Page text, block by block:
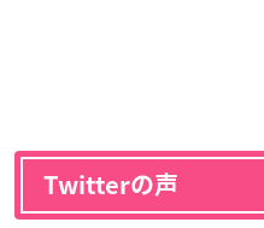
Twitterの声